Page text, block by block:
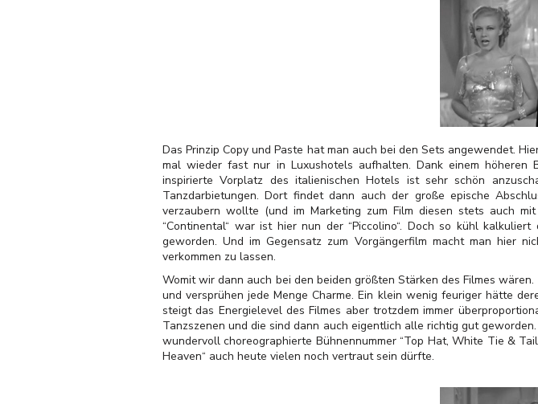
Das Prinzip Copy und Paste hat man auch bei den Sets angewendet.
mal wieder fast nur in Luxushotels aufhalten. Dank einem
inspirierte Vorplatz des italienischen Hotels ist sehr schön
Tanzdarbietungen. Dort findet dann auch der große epische
verzaubern wollte (und im Marketing zum Film diesen stets auch
“Continental“ war ist hier nun der “Piccolino“. Doch so kühl
geworden. Und im Gegensatz zum Vorgängerfilm macht man hier
verkommen zu lassen.
Womit wir dann auch bei den beiden größten Stärken des Filmes
und versprühen jede Menge Charme. Ein klein wenig feuriger hätte
steigt das Energielevel des Filmes aber trotzdem immer
Tanzszenen und die sind dann auch eigentlich alle richtig gut
wundervoll choreographierte Bühnennummer “Top Hat, White Tie &
Heaven“ auch heute vielen noch vertraut sein dürfte.